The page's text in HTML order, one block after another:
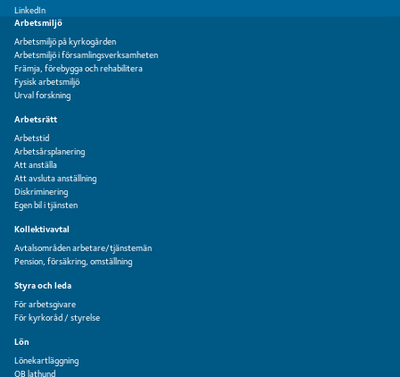
LinkedIn
Arbetsmiljö
Arbetsmiljö på kyrkogården
Arbetsmiljö i församlingsverksamheten
Främja, förebygga och rehabilitera
Fysisk arbetsmiljö
Urval forskning
Arbetsrätt
Arbetstid
Arbetsårsplanering
Att anställa
Att avsluta anställning
Diskriminering
Egen bil i tjänsten
Kollektivavtal
Avtalsområden arbetare/tjänstemän
Pension, försäkring, omställning
Styra och leda
För arbetsgivare
För kyrkoråd / styrelse
Lön
Lönekartläggning
OB lathund